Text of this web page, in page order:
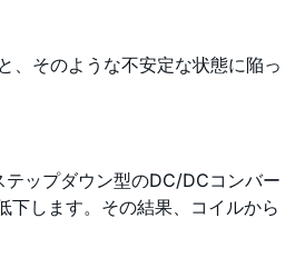
、そのような不安定な状態に陥っ
ップダウン型のDC/DCコンバー
します。その結果、コイルから